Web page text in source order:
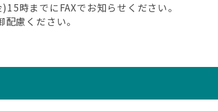
時までにFAXでお知らせください。
慮ください。